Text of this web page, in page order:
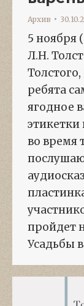
Архив
5 ноября
Л.Н.
ребята
ягодное
этикетки
во время
пройдет
Усадьбы